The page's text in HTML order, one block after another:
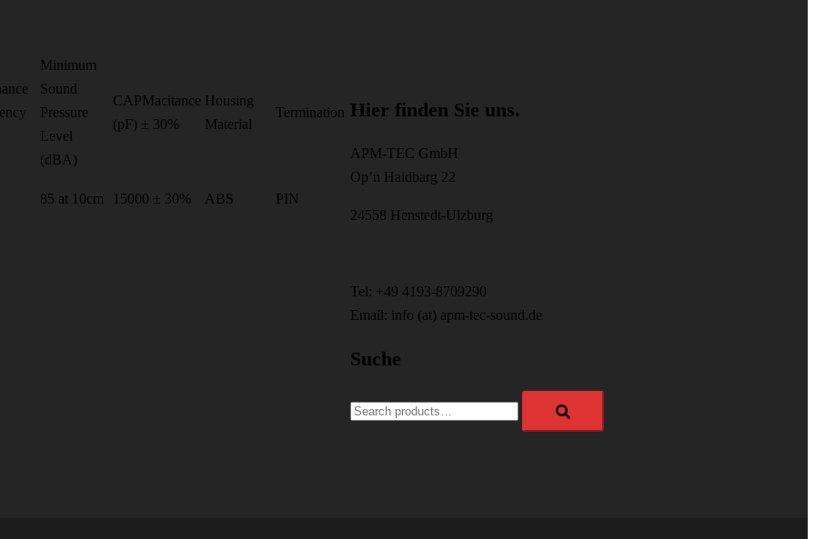
Minimum
Sound
Pressure
Level
(dBA)
CAPMacitance
(pF) ± 30%
Housing
Material
Termination
85 at 10cm 15000 ± 30% ABS PIN
Hier finden Sie uns.
APM-TEC GmbH
Op’n Haidbarg 22
24558 Henstedt-Ulzburg
Tel: +49 4193-8709290
Email: info (at) apm-tec-sound.de
Suche
Search
for: